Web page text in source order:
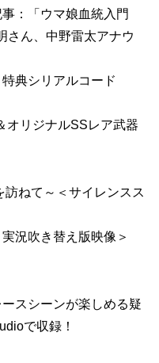
：「ウマ娘血統入門
さん、中野雷太アナウ
典シリアルコード
オリジナルSSレア武器
ねて～＜サイレンスス
況吹き替え版映像＞
スシーンが楽しめる疑
で収録！